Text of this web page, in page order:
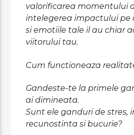
valorificarea momentului
intelegerea impactului pe
si emotiile tale il au chiar
viitorului tau.
Cum functioneaza
Gandeste-te la primele
ai dimineata.
Sunt ele ganduri de stres,
recunostinta si bucurie?